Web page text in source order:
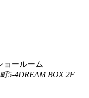
ョールーム
5-4DREAM BOX 2F